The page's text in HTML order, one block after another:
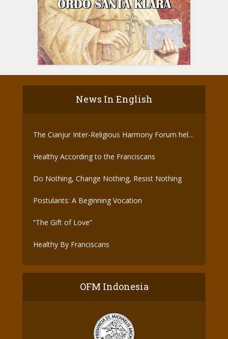
News In English
The Cianjur Inter-Religious Harmony Forum held
Healthy According to the Franciscans
Do Nothing, Change Nothing, Resist Nothing
Postulants: A Beginning Vocation
“The Gift of Love”
Healthy By Franciscans
OFM Indonesia